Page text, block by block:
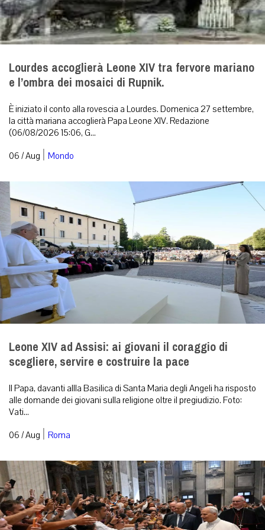
Lourdes accoglierà Leone XIV tra fervore mariano
e l’ombra dei mosaici di Rupnik.
È iniziato il conto alla rovescia a Lourdes. Domenica 27 settembre,
la città mariana accoglierà Papa Leone XIV. Redazione
(06/08/2026 15:06, G...
06 / Aug | Mondo
Leone XIV ad Assisi: ai giovani il coraggio di
scegliere, servire e costruire la pace
Il Papa, davanti allla Basilica di Santa Maria degli Angeli ha risposto
alle domande dei giovani sulla religione oltre il pregiudizio. Foto:
Vati...
06 / Aug | Roma